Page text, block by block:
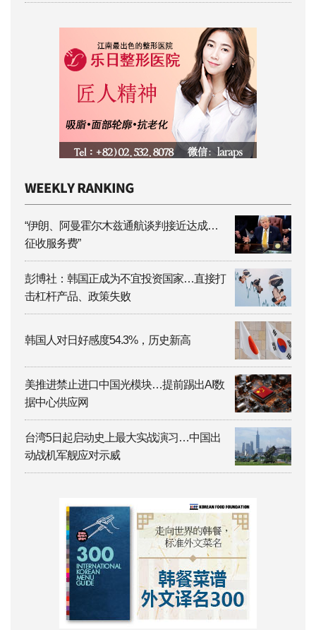
“伊朗、阿曼霍尔木兹通航谈判接近达成…
征收服务费”
彭博社：韩国正成为不宜投资国家…直接打
击杠杆产品、政策失败
韩国人对日好感度54.3%，历史新高
美推进禁止进口中国光模块…提前踢出AI数
据中心供应网
台湾5日起启动史上最大实战演习…中国出
动战机军舰应对示威